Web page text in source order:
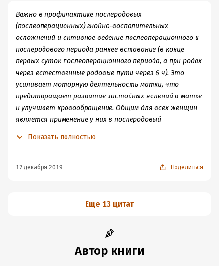
Важно в профилактике послеродовых
(послеоперационных) гнойно-воспалительных
осложнений и активное ведение послеоперационного и
послеродового периода раннее вставание (в конце
первых суток послеоперационного периода, а при родах
через естественные родовые пути через 6 ч). Это
усиливает моторную деятельность матки, что
предотвращает развитие застойных явлений в матке
и улучшает кровообращение. Общим для всех женщин
является применение у них в послеродовый
очищение кишечника при помощи очистительной
Показать полностью
17 декабря 2019 Поделиться
Еще 13 цитат
Автор книги